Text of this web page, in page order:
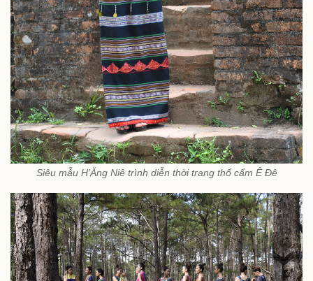
Siêu mẫu H’Ăng Niê trình diễn thời trang thổ cẩm Ê Đê